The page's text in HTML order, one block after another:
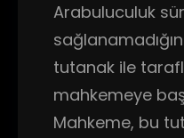
Arabuluculuk
tutanak ile
mahkemeye
Mahkeme, bu